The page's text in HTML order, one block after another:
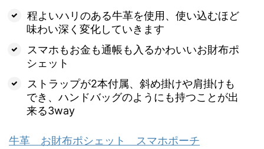
程よいハリのある牛革を使用、使い込むほど
味わい深く変化していきます
スマホもお金も通帳も入るかわいいお財布ポ
シェット
ストラップが2本付属、斜め掛けや肩掛けも
でき、ハンドバッグのようにも持つことが出
来る3way
牛革 お財布ポシェット スマホポーチ